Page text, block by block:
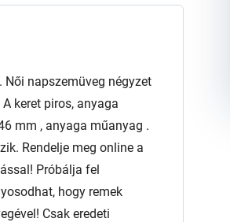
Női napszemüveg négyzet
keret piros, anyaga
mm , anyaga műanyag .
Rendelje meg online a
Próbálja fel
hogy remek
Csak eredeti